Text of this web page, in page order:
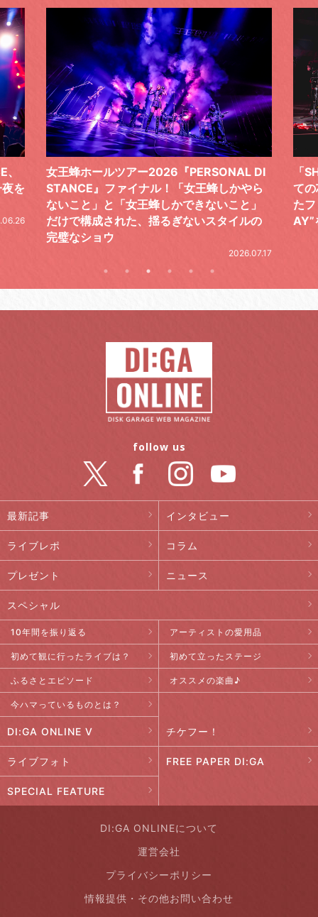
ら
の
「SHISHAMOでした!!!」ロックバンドとし
ての芯を貫き通し、笑顔と感謝で泳ぎ切っ
たファイナルライブ、DAY2“GOODBYE D
AY”をレポート
気
レ
最新記事 インタビュー
ライブレポ コラム
プレゼント ニュース
スペシャル
10年間を振り返る アーティストの愛用品
初めて観に行ったライブは？ 初めて立ったステージ
ふるさとエピソード オススメの楽曲♪
今ハマっているものとは？
DI:GA ONLINE V チケフー！
ライブフォト FREE PAPER DI:GA
SPECIAL FEATURE
follow us
DI:GA ONLINEについて
運営会社
プライバシーポリシー
情報提供・その他お問い合わせ